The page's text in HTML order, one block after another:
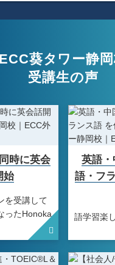
ECC葵タワー静
受講生の声
時に英会
始
を受講して
ったHonoka
英語・
語・フ
語学習楽